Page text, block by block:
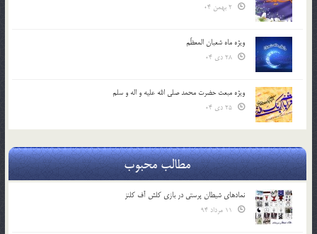
ویژه ماه شعبان المعظّم
ویژه مبعث حضرت محمد صلی الله علیه و اله و سلم
مطالب محبوب
نمادهای شیطان پرستی در بازی کلش آف کلنز